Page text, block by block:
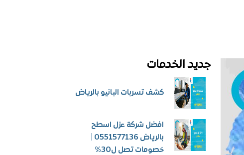
جديد الخدمات
كشف تسربات البانيو بالرياض
افضل شركة عزل اسطح
خصومات تصل ل30%